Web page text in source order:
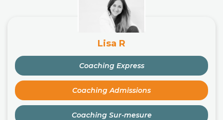
Lisa R
Coaching Express
Coaching Admissions
Coaching Sur-mesure